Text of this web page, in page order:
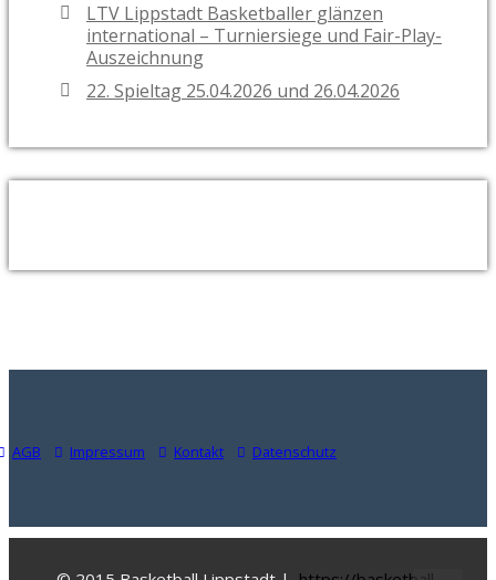
LTV Lippstadt Basketballer glänzen
international – Turniersiege und Fair-Play-
Auszeichnung
22. Spieltag 25.04.2026 und 26.04.2026
AGB Impressum Kontakt Datenschutz